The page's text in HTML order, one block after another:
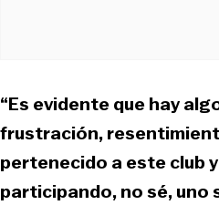
“Es evidente que hay
frustración,
pertenecido a este club
participando, no sé, uno